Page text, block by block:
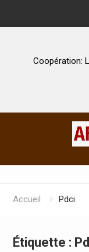
Coopération:
Accueil Pdci
Étiquette :